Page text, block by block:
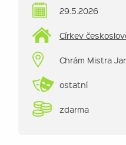
29.5.2026
Církev
Chrám Mistra
ostatní
zdarma